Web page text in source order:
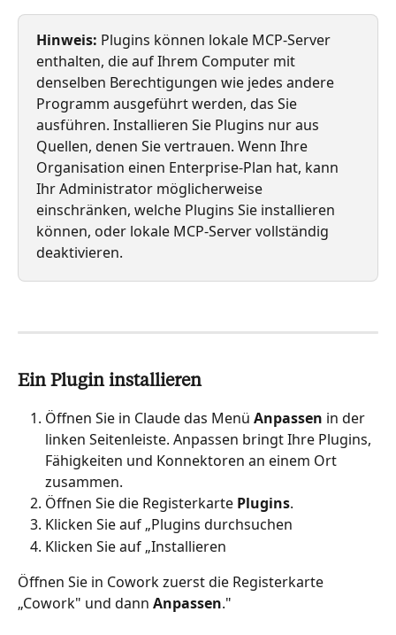
Hinweis: Plugins können lokale MCP-Server
enthalten, die auf Ihrem Computer mit
denselben Berechtigungen wie jedes andere
Programm ausgeführt werden, das Sie
ausführen. Installieren Sie Plugins nur aus
Quellen, denen Sie vertrauen. Wenn Ihre
Organisation einen Enterprise-Plan hat, kann
Ihr Administrator möglicherweise
einschränken, welche Plugins Sie installieren
können, oder lokale MCP-Server vollständig
deaktivieren.
Ein Plugin installieren
Öffnen Sie in Claude das Menü Anpassen in der
linken Seitenleiste. Anpassen bringt Ihre Plugins,
Fähigkeiten und Konnektoren an einem Ort
zusammen.
Öffnen Sie die Registerkarte Plugins.
Klicken Sie auf „Plugins durchsuchen
Klicken Sie auf „Installieren
Öffnen Sie in Cowork zuerst die Registerkarte
„Cowork" und dann Anpassen."